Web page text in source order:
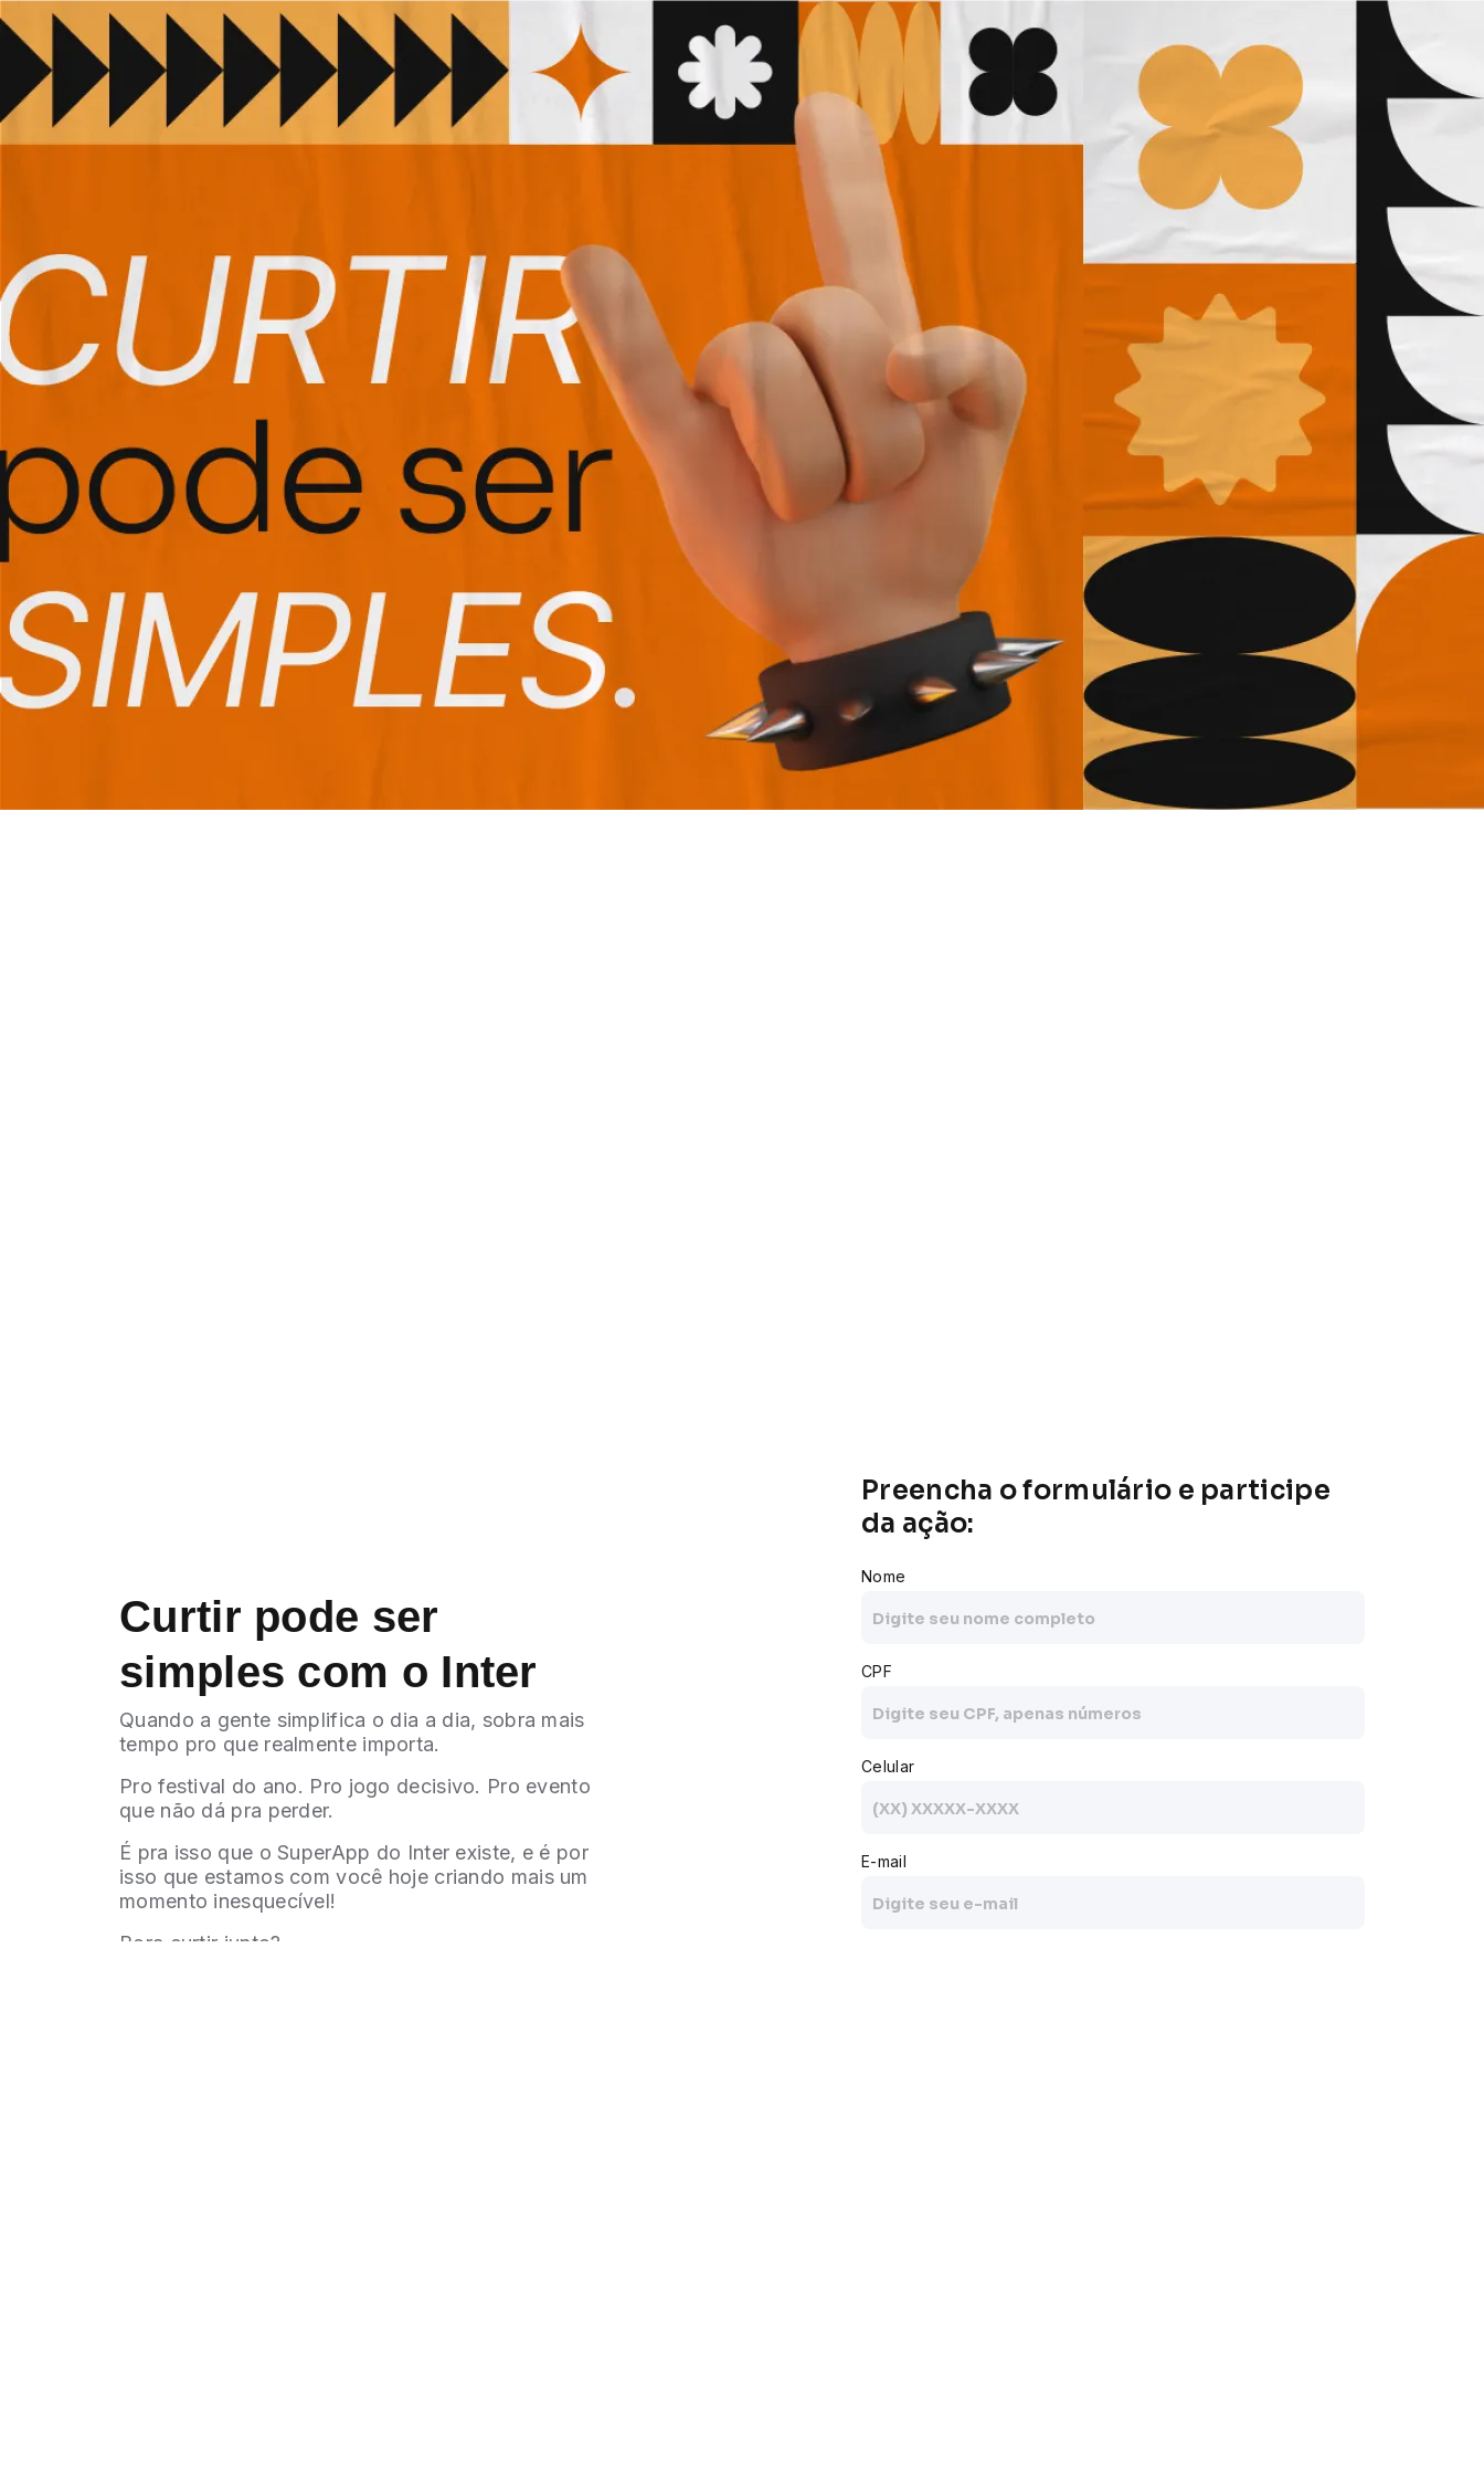
Curtir pode ser
simples com o Inter
Quando a gente simplifica o dia a dia, sobra mais
tempo pro que realmente importa.
Pro festival do ano. Pro jogo decisivo. Pro evento
que não dá pra perder.
É pra isso que o SuperApp do Inter existe, e é por
isso que estamos com você hoje criando mais um
momento inesquecível!
Bora curtir junto?
Preencha o formulário e participe
da ação:
Nome
CPF
Celular
E-mail